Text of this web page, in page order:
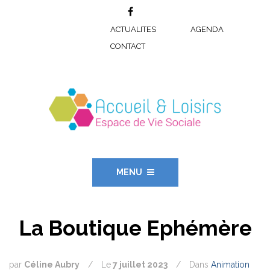
ACTUALITES
AGENDA
CONTACT
MENU
La Boutique Ephémère
par Céline Aubry / Le7 juillet 2023 / Dans Animation